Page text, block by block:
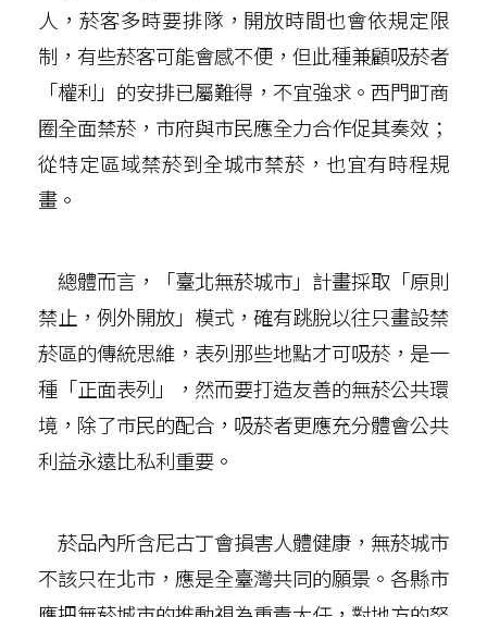
人，菸客多時要排隊，開放時間也會依規定限
制，有些菸客可能會感不便，但此種兼顧吸菸者
「權利」的安排已屬難得，不宜強求。西門町商
圈全面禁菸，市府與市民應全力合作促其奏效；
從特定區域禁菸到全城市禁菸，也宜有時程規
畫。
總體而言，「臺北無菸城市」計畫採取「原則
禁止，例外開放」模式，確有跳脫以往只畫設禁
菸區的傳統思維，表列那些地點才可吸菸，是一
種「正面表列」，然而要打造友善的無菸公共環
境，除了市民的配合，吸菸者更應充分體會公共
利益永遠比私利重要。
菸品內所含尼古丁會損害人體健康，無菸城市
不該只在北市，應是全臺灣共同的願景。各縣市